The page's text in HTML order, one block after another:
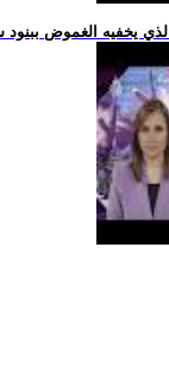
يخفيه الغموض ببنود